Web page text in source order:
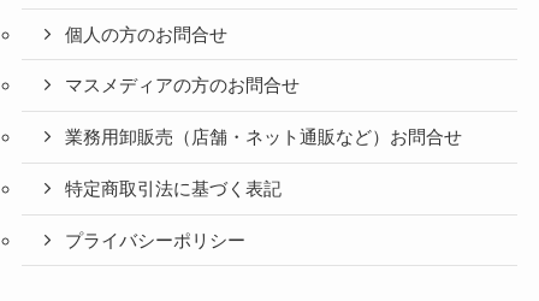
個人の方のお問合せ
マスメディアの方のお問合せ
業務用卸販売（店舗・ネット通販など）お問合せ
特定商取引法に基づく表記
プライバシーポリシー